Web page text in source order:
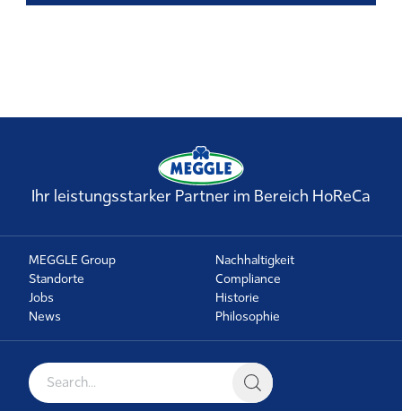
Ihr leistungsstarker Partner im Bereich HoReCa
MEGGLE Group
Standorte
Jobs
News
Nachhaltigkeit
Compliance
Historie
Philosophie
Suche nach: